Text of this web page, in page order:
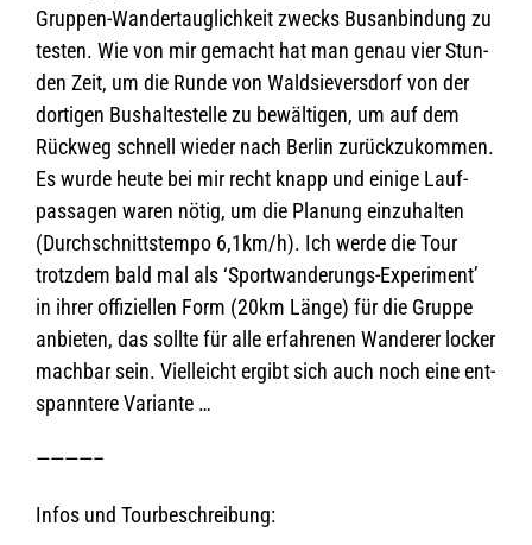
Grup­pen-Wan­der­taug­lich­keit zwecks Bus­an­bin­dung zu
tes­ten. Wie von mir gemacht hat man genau vier Stun­
den Zeit, um die Runde von Wald­sie­vers­dorf von der
dor­ti­gen Bus­hal­te­stelle zu bewäl­ti­gen, um auf dem
Rück­weg schnell wie­der nach Ber­lin zurück­zu­kom­men.
Es wurde heute bei mir recht knapp und einige Lauf­
pas­sa­gen waren nötig, um die Pla­nung ein­zu­hal­ten
(Durch­schnitts­tempo 6,1km/h). Ich werde die Tour
trotz­dem bald mal als ‘Sport­wan­de­rungs-Expe­ri­ment’
in ihrer offi­zi­el­len Form (20km Länge) für die Gruppe
anbie­ten, das sollte für alle erfah­re­nen Wan­de­rer locker
mach­bar sein. Viel­leicht ergibt sich auch noch eine ent­
spann­tere Variante …
————–
Infos und Tourbeschreibung: